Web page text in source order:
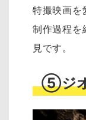
特撮映画を
制作過程を
見です。
⑤ジ